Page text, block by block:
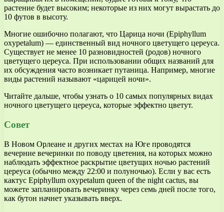
растение будет высоким; некоторые из них могут вырастать до
10 футов в высоту.
Многие ошибочно полагают, что Царица ночи (Epiphyllum
oxypetalum) — единственный вид ночного цветущего цереуса.
Существует не менее 10 разновидностей (родов) ночного
цветущего цереуса. При использовании общих названий для
их обсуждения часто возникает путаница. Например, многие
виды растений называют «царицей ночи».
Читайте дальше, чтобы узнать о 10 самых популярных видах
ночного цветущего цереуса, которые эффектно цветут.
Совет
В Новом Орлеане и других местах на Юге проводятся
вечерние вечеринки по поводу цветения, на которых можно
наблюдать эффектное раскрытие цветущих ночью растений
цереуса (обычно между 22:00 и полуночью). Если у вас есть
кактус Epiphyllum oxypetalum queen of the night cactus, вы
можете запланировать вечеринку через семь дней после того,
как бутон начнет указывать вверх.